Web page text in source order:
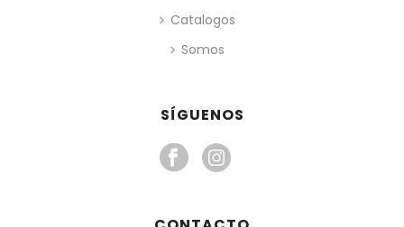
Catalogos
Somos
SÍGUENOS